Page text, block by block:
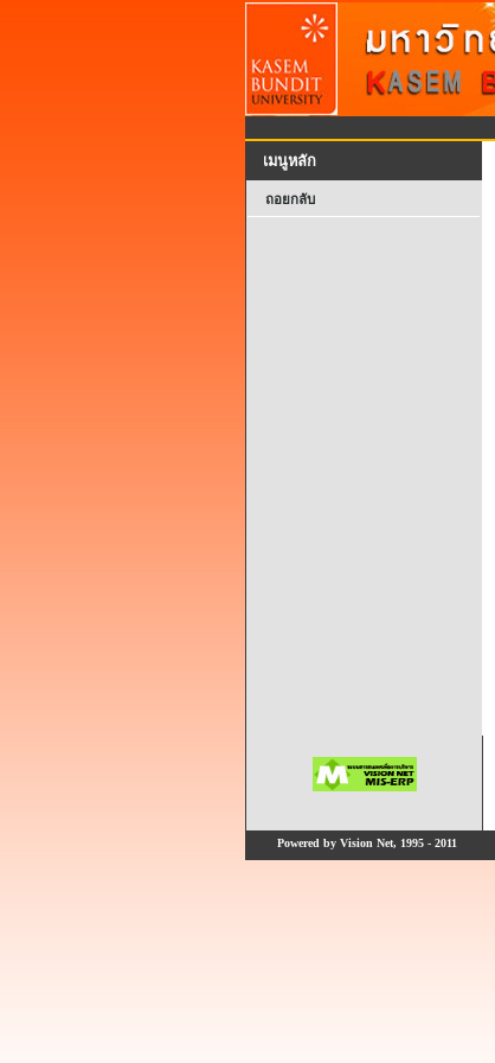
เมนูหลัก
ถอยกลับ
Powered by Vision Net, 1995 - 2011